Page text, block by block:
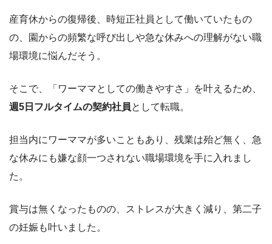
産育休からの復帰後、時短正社員として働いていたもの
の、園からの頻繁な呼び出しや急な休みへの理解がない職
場環境に悩んだそう。
そこで、「ワーママとしての働きやすさ」を叶えるため、
週5日フルタイムの契約社員として転職。
担当内にワーママが多いこともあり、残業は殆ど無く、急
な休みにも嫌な顔一つされない職場環境を手に入れまし
た。
賞与は無くなったものの、ストレスが大きく減り、第二子
の妊娠も叶いました。